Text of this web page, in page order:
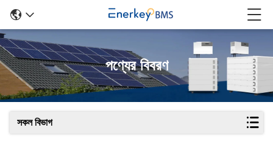
পণ্যের বিবরণ
সকল বিভাগ